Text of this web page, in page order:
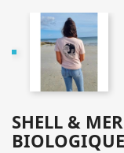
SHELL &
BIOLOGIQUE